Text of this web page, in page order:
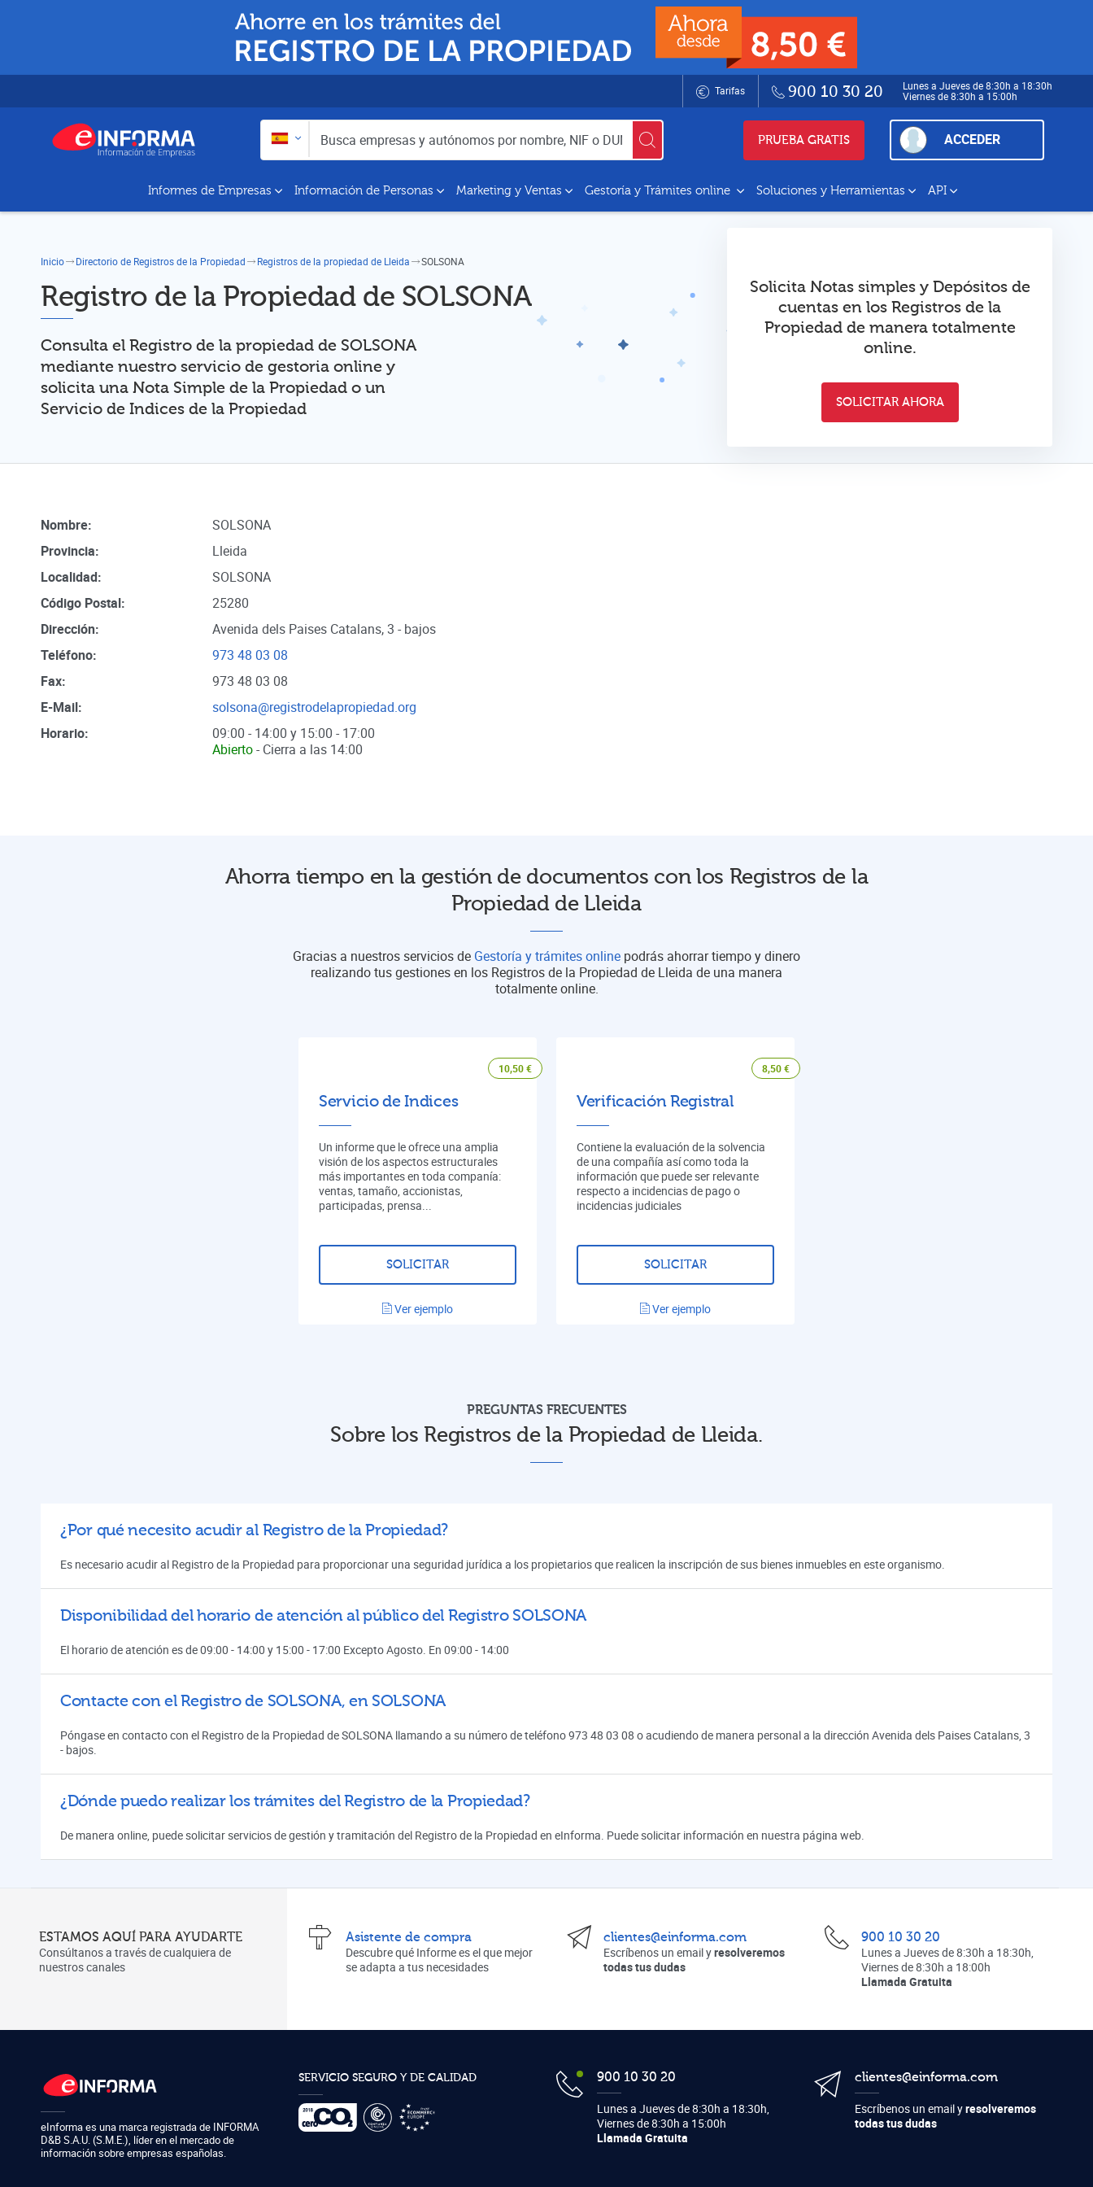
Tarifas 900 10 30 20
Lunes a Jueves de 8:30h a 18:30h
Viernes de 8:30h a 15:00h
PRUEBA GRATIS ACCEDER
Informes de Empresas Información de Personas Marketing y Ventas Gestoría y Trámites online Soluciones y Herramientas API
Inicio Directorio de Registros de la Propiedad Registros de la propiedad de Lleida SOLSONA
Registro de la Propiedad de SOLSONA
Consulta el Registro de la propiedad de SOLSONA
mediante nuestro servicio de gestoria online y
solicita una Nota Simple de la Propiedad o un
Servicio de Indices de la Propiedad
Solicita Notas simples y Depósitos de
cuentas en los Registros de la
Propiedad de manera totalmente
online.
SOLICITAR AHORA
Nombre:
SOLSONA
Provincia:
Lleida
Localidad:
SOLSONA
Código Postal:
25280
Dirección:
Avenida dels Paises Catalans, 3 - bajos
Teléfono:
973 48 03 08
Fax:
973 48 03 08
E-Mail:
solsona@registrodelapropiedad.org
Horario:
09:00 - 14:00 y 15:00 - 17:00
Abierto- Cierra a las 14:00
Ahorra tiempo en la gestión de documentos con los Registros de la
Propiedad de Lleida
Gracias a nuestros servicios de Gestoría y trámites online podrás ahorrar tiempo y dinero
realizando tus gestiones en los Registros de la Propiedad de Lleida de una manera
totalmente online.
10,50€
Servicio de Indices
Un informe que le ofrece una amplia
visión de los aspectos estructurales
más importantes en toda companía:
ventas, tamaño, accionistas,
participadas, prensa...
SOLICITAR
Ver ejemplo
8,50€
Verificación Registral
Contiene la evaluación de la solvencia
de una compañía así como toda la
información que puede ser relevante
respecto a incidencias de pago o
incidencias judiciales
SOLICITAR
Ver ejemplo
PREGUNTAS FRECUENTES
Sobre los Registros de la Propiedad de Lleida.
¿Por qué necesito acudir al Registro de la Propiedad?
Es necesario acudir al Registro de la Propiedad para proporcionar una seguridad jurídica a los propietarios que realicen la inscripción de sus bienes inmuebles en este organismo.
Disponibilidad del horario de atención al público del Registro SOLSONA
El horario de atención es de 09:00 - 14:00 y 15:00 - 17:00 Excepto Agosto. En 09:00 - 14:00
Contacte con el Registro de SOLSONA, en SOLSONA
Póngase en contacto con el Registro de la Propiedad de SOLSONA llamando a su número de teléfono 973 48 03 08 o acudiendo de manera personal a la dirección Avenida dels Paises Catalans, 3
- bajos.
¿Dónde puedo realizar los trámites del Registro de la Propiedad?
De manera online, puede solicitar servicios de gestión y tramitación del Registro de la Propiedad en eInforma. Puede solicitar información en nuestra página web.
ESTAMOS AQUÍ PARA AYUDARTE
Consúltanos a través de cualquiera de
nuestros canales
Asistente de compra
Descubre qué Informe es el que mejor
seadapta a tus necesidades
clientes@einforma.com
Escríbenos un email yresolveremos
todas tus dudas
900 10 30 20
Lunes a Jueves de 8:30h a 18:30h,
Viernes de 8:30h a 18:00h
Llamada Gratuita
eInforma es una marca registrada de INFORMA
D&B S.A.U. (S.M.E.), líder en el mercado de
información sobre empresas españolas.
SERVICIO SEGURO Y DE CALIDAD 900 10 30 20
Lunes a Jueves de 8:30h a 18:30h,
Viernes de 8:30h a 15:00h
Llamada Gratuita
clientes@einforma.com
Escríbenos un email yresolveremos
todas tus dudas